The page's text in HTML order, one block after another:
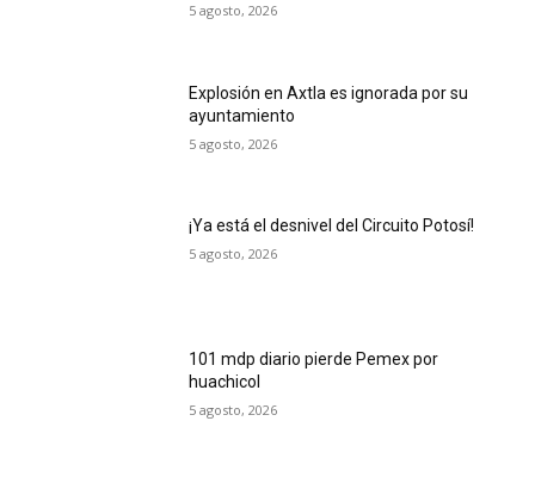
5 agosto, 2026
Explosión en Axtla es ignorada por su
ayuntamiento
5 agosto, 2026
¡Ya está el desnivel del Circuito Potosí!
5 agosto, 2026
101 mdp diario pierde Pemex por
huachicol
5 agosto, 2026